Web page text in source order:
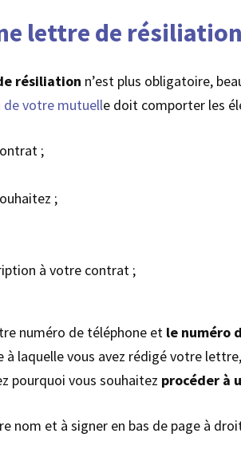
lettre de
résiliation n’est plus obligatoire,
votre mutuelle doit comporter les
;
;
à votre contrat ;
numéro de téléphone et le numéro
à laquelle vous avez rédigé votre
pourquoi vous souhaitez procéder à
nom et à signer en bas de page à